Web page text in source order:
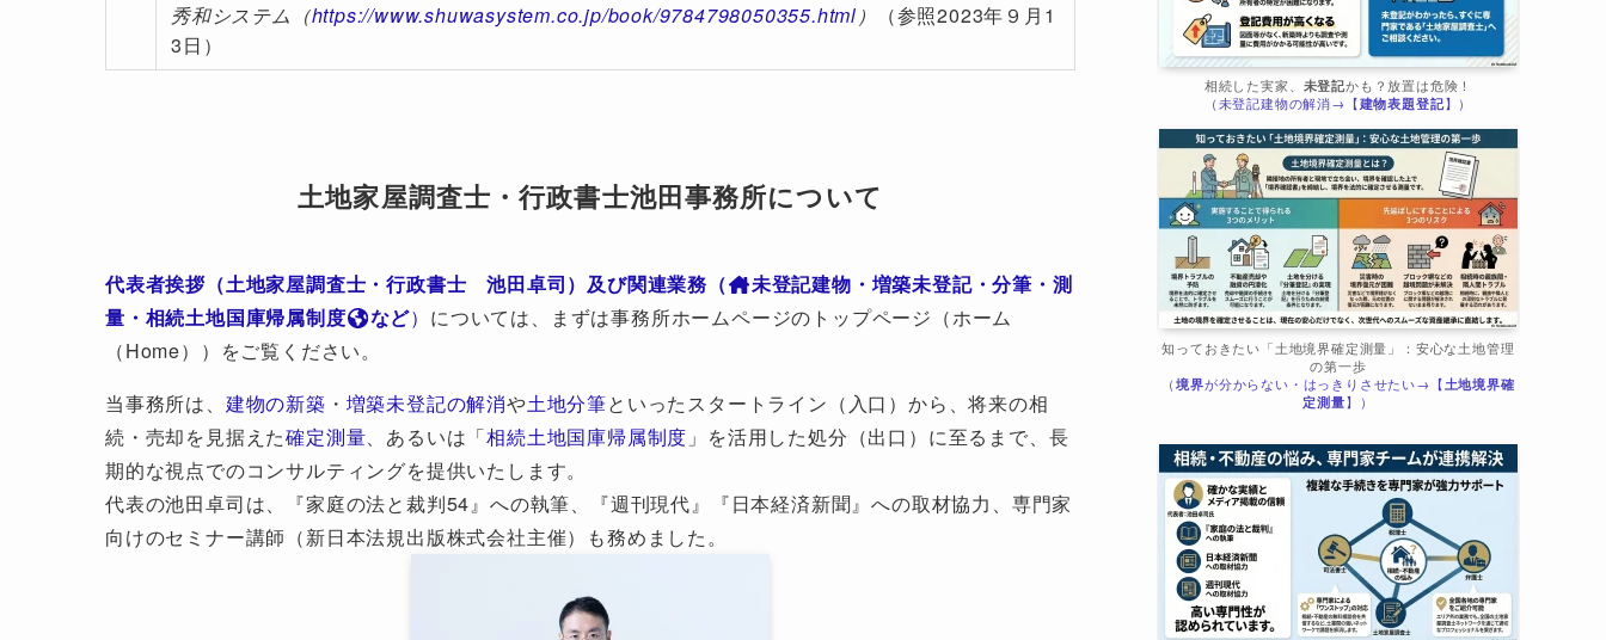
秀和システム（https://www.shuwasystem.co.jp/book/9784798050355.html ）
（参照2023年９月1
3日）
土地家屋調査士・行政書士池田事務所について
代表者挨拶（土地家屋調査士・行政書士 池田卓司）及び関連業務（
未登記建物・増築未登記・分筆・測
量・相続土地国庫帰属制度
など） については、まずは事務所ホームページのトップページ（ホーム
（Home））をご覧ください。
当事務所は、 建物の新築 ・ 増築未登記の解消や土地分筆といったスタートライン（入口）から、将来の相
続・売却を見据えた確定測量、あるいは「相続土地国庫帰属制度 」を活用した処分（出口）に至るまで、長
期的な視点でのコンサルティングを提供いたします。
代表の池田卓司は、『家庭の法と裁判54』への執筆、『週刊現代』『日本経済新聞』への取材協力、専門家
向けのセミナー講師（新日本法規出版株式会社主催）も務めました。
相続した実家、 未登記かも？放置は危険！
（未登記建物の解消→【建物表題登記】）
知っておきたい「土地境界確定測量」：安心な土地管理
の第一歩
（境界が分からない・はっきりさせたい→【土地境界確
定測量】）